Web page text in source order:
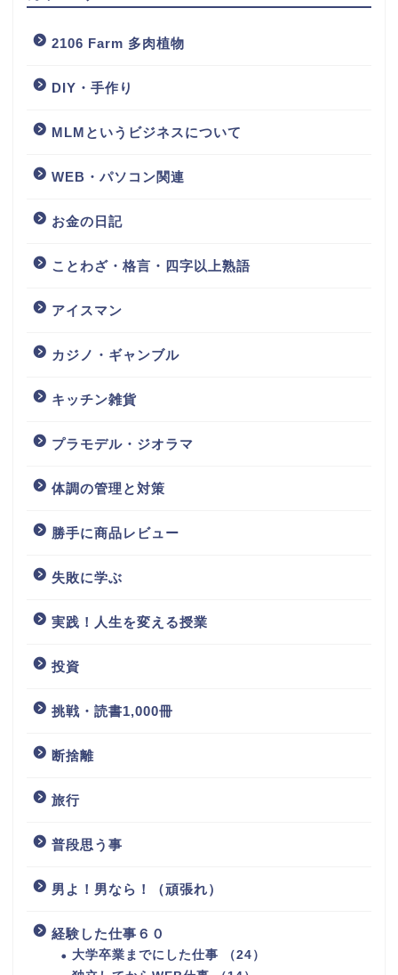
2106 Farm 多肉植物
DIY・手作り
MLMというビジネスについて
WEB・パソコン関連
お金の日記
ことわざ・格言・四字以上熟語
アイスマン
カジノ・ギャンブル
キッチン雑貨
プラモデル・ジオラマ
体調の管理と対策
勝手に商品レビュー
失敗に学ぶ
実践！人生を変える授業
投資
挑戦・読書1,000冊
断捨離
旅行
普段思う事
男よ！男なら！（頑張れ）
経験した仕事６０
大学卒業までにした仕事 （24）